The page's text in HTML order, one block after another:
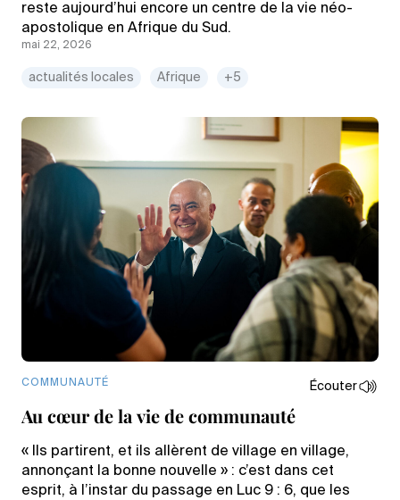
reste aujourd’hui encore un centre de la vie néo-
apostolique en Afrique du Sud.
mai 22, 2026
actualités locales Afrique +5
COMMUNAUTÉ Écouter
Au cœur de la vie de communauté
« Ils partirent, et ils allèrent de village en village,
annonçant la bonne nouvelle » : c’est dans cet
esprit, à l’instar du passage en Luc 9 : 6, que les